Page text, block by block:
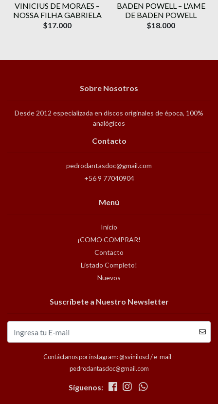
VINICIUS DE MORAES ‎–
NOSSA FILHA GABRIELA
$17.000
BADEN POWELL ‎– L'AME
DE BADEN POWELL
$18.000
Sobre Nosotros
Desde 2012 especializada en discos originales de época, 100%
analógicos
Contacto
pedrodantasdoc@gmail.com
+56 9 77040904
Menú
Inicio
¡COMO COMPRAR!
Contacto
Listado Completo!
Nuevos
Suscríbete a Nuestro Newsletter
Contáctanos por instagram: @sviniloscl / e-mail -
pedrodantasdoc@gmail.com
Síguenos: